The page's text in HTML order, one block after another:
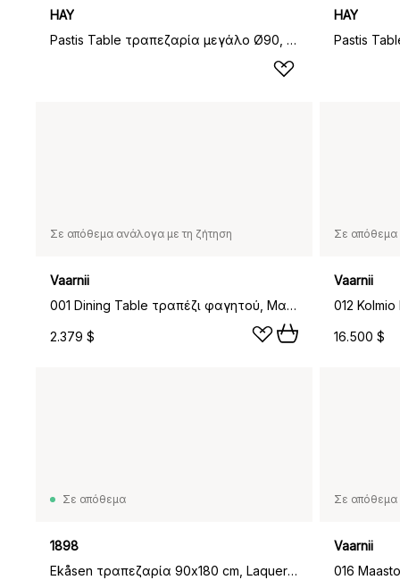
HAY
Pastis Table τραπεζαρία μεγάλο Ø90, Steel blue lacquered ash
HAY
Σε απόθεμα ανάλογα με τη ζήτηση
Vaarnii
001 Dining Table τραπέζι φαγητού, Ματ ελαιώδες κερωμένο πεύκο, Ø100x74 εκ.
2.379 $
Σε απόθεμα
Vaarnii
16.500 $
Σε απόθεμα
1898
Ekåsen τραπεζαρία 90x180 cm, Laquered oak, 90x180 cm
Σε απόθεμα
Vaarnii